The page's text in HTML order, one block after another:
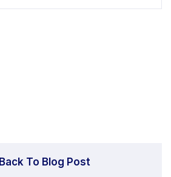
Back To Blog Post